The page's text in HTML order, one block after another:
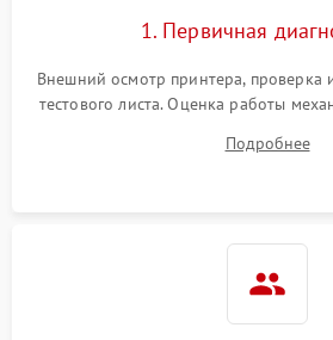
1. Первичная
Внешний осмотр принтера, проверка
тестового листа. Оценка работы
выявление посторонних шумов,
дефектов печати (полосы,
Подробнее